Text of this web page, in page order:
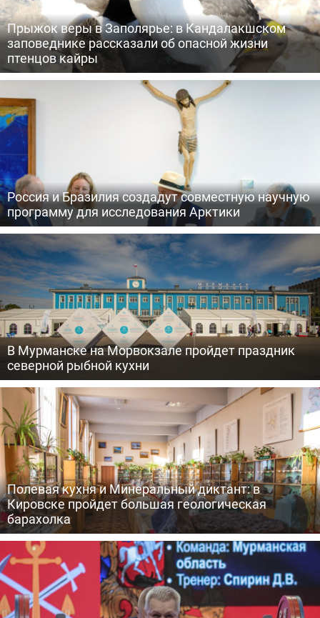
Прыжок веры в Заполярье: в Кандалакшском
заповеднике рассказали об опасной жизни
птенцов кайры
Россия и Бразилия создадут совместную научную
программу для исследования Арктики
В Мурманске на Морвокзале пройдет праздник
северной рыбной кухни
Полевая кухня и Минеральный диктант: в
Кировске пройдет большая геологическая
барахолка